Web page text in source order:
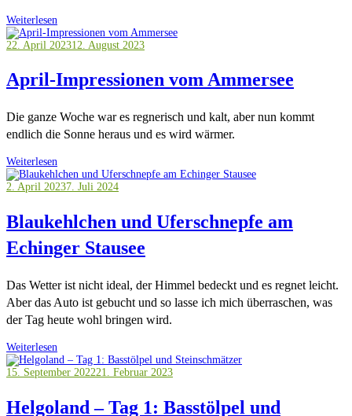
Weiterlesen
22. April 202312. August 2023
April-Impressionen vom Ammersee
Die ganze Woche war es regnerisch und kalt, aber nun kommt
endlich die Sonne heraus und es wird wärmer.
Weiterlesen
2. April 20237. Juli 2024
Blaukehlchen und Uferschnepfe am
Echinger Stausee
Das Wetter ist nicht ideal, der Himmel bedeckt und es regnet leicht.
Aber das Auto ist gebucht und so lasse ich mich überraschen, was
der Tag heute wohl bringen wird.
Weiterlesen
15. September 202221. Februar 2023
Helgoland – Tag 1: Basstölpel und